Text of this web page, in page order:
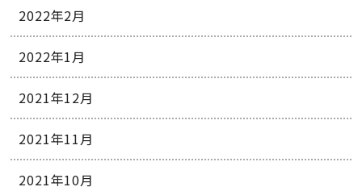
2022年2月
2022年1月
2021年12月
2021年11月
2021年10月